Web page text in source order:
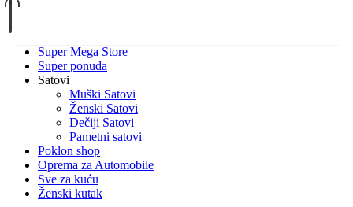
Super Mega Store
Super ponuda
Satovi
Muški Satovi
Ženski Satovi
Dečiji Satovi
Pametni satovi
Poklon shop
Oprema za Automobile
Sve za kuću
Ženski kutak